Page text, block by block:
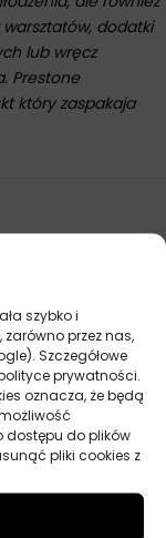
szybko i
przez nas,
Szczegółowe
prywatności.
oznacza, że będą
dostępu do plików
pliki cookies z
dodatki
lub wręcz
Prestone
który zaspakaja